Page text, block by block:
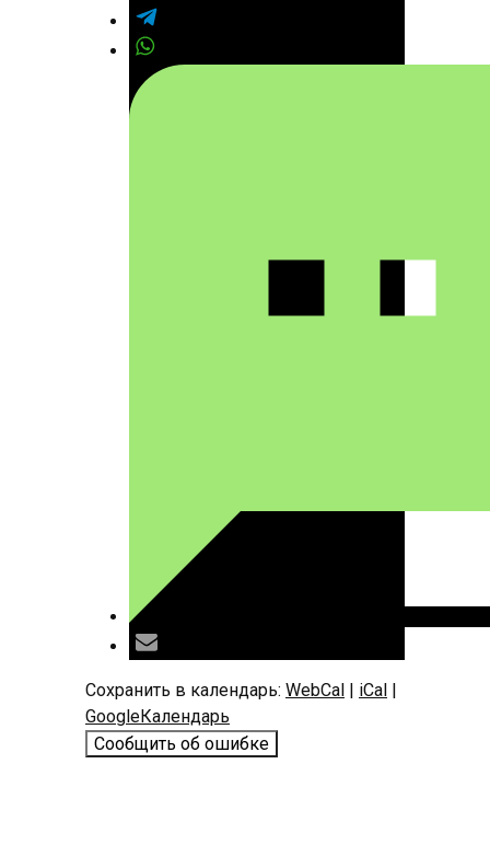
Сохранить в календарь: WebCal | iCal |
GoogleКалендарь
Сообщить об ошибке